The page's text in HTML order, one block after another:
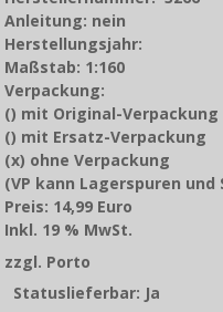
Anleitung: nein
Herstellungsjahr:
Maßstab: 1:160
Verpackung:
() mit Original-Verpackung
() mit Ersatz-Verpackung
(x) ohne Verpackung
(VP kann Lagerspuren
Preis: 14,99 Euro
Inkl. 19 % MwSt.
zzgl. Porto
Statuslieferbar: Ja